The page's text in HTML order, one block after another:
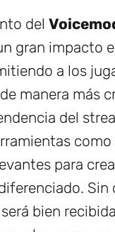
del
gran impacto
a los
manera más
del
para
Sin
bien